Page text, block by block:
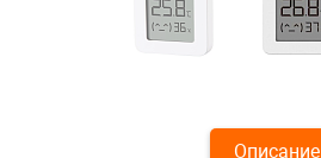
Описание